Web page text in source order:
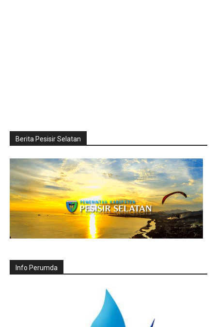
Berita Pesisir Selatan
Info Perumda